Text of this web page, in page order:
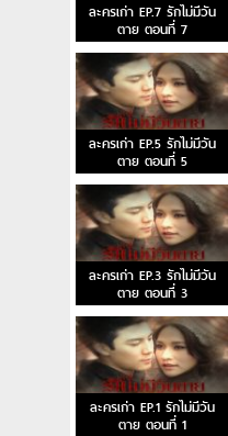
ละครเก่า EP.7 รักไม่มีวัน
ตาย ตอนที่ 7
ละครเก่า EP.5 รักไม่มีวัน
ตาย ตอนที่ 5
ละครเก่า EP.3 รักไม่มีวัน
ตาย ตอนที่ 3
ละครเก่า EP.1 รักไม่มีวัน
ตาย ตอนที่ 1